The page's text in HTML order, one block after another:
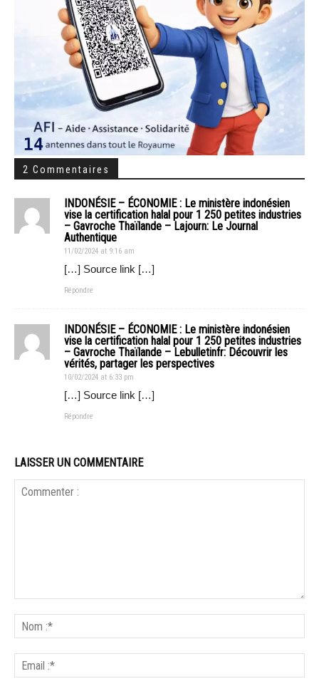
2 Commentaires
INDONÉSIE – ÉCONOMIE : Le ministère indonésien
vise la certification halal pour 1 250 petites industries
– Gavroche Thaïlande – Lajourn: Le Journal
Authentique
11/02/2024 at 9:16 am
[…] Source link […]
Répondre
INDONÉSIE – ÉCONOMIE : Le ministère indonésien
vise la certification halal pour 1 250 petites industries
– Gavroche Thaïlande – Lebulletinfr: Découvrir les
vérités, partager les perspectives
10/02/2024 at 6:33 pm
[…] Source link […]
Répondre
LAISSER UN COMMENTAIRE